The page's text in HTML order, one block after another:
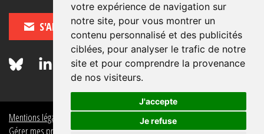
votre expérience de navigation sur
notre site, pour vous montrer un
contenu personnalisé et des publicités
ciblées, pour analyser le trafic de notre
site et pour comprendre la provenance
de nos visiteurs.
J'accepte
Je refuse
S'ABONNER
Mentions légales
Politique de données personnelles
Gérer mes préférences de données personnelles